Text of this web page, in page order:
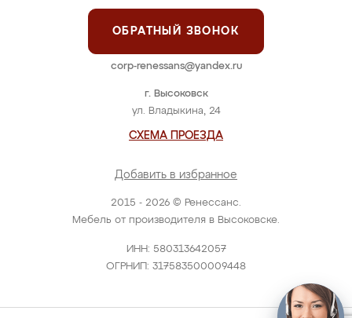
2015 - 2026 © Ренессанс.
Мебель от производителя в Высоковске.
ИНН: 580313642057
ОГРНИП: 317583500009448
г. Высоковск
ул. Владыкина, 24
СХЕМА ПРОЕЗДА
Добавить в избранное
ОБРАТНЫЙ ЗВОНОК
corp-renessans@yandex.ru